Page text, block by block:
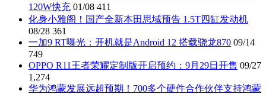
120W快充 01/08 411
化身小雅阁！国产全新本田思域预告 1.5T四缸发动机
08/28 361
一加9 RT曝光：开机就是Android 12 搭载骁龙870 09/14
749
OPPO R11王者荣耀定制版开启预约：9月29日开售 09/27
1,274
华为鸿蒙发展远超预期！700多个硬件合作伙伴支持鸿蒙